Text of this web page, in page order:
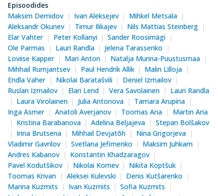
Episoodides
Maksim Demidov
Ivan Aleksejev
Mihkel Metsala
Aleksandr Okunev
Timur Ilikajev
Nils Mattias Steinberg
Elar Vahter
Peter Kollanyi
Sander Roosimägi
Ole Parmas
Lauri Randla
Jelena Tarassenko
Loviise Kapper
Mari Anton
Natalja Murina-Puustusmaa
Mihhail Rumjantsev
Paul Hendrik Allik
Malin Lilloja
Endla Vaher
Nikolai Baratašvili
Deniel Izmailov
Ruslan Izmailov
Elari Lend Vera Savolainen
Lauri Randla
Laura Virolainen
Julia Antonova
Tamara Arupina
Inga Asmer
Anatoli Averjanov Toomas Aria
Martin Aria
Kristina Barabanova
Adelina Beljajeva
Stepan Bolšakov
Irina Brutsena
Mihhail Devjatõh
Nina Grigorjeva
Vladimir Gavrilov
Svetlana Jefimenko
Maksim Juhkam
Andres Kabanov
Konstantin Khadzaragov
Pavel Kodutšikov
Nikolai Kornev
Nikita Koptšuk
Toomas Krivan
Aleksei Kulevski
Denis Kutšarenko
Marina Kuzmits
Ivan Kuzmits
Sofia Kuzmits